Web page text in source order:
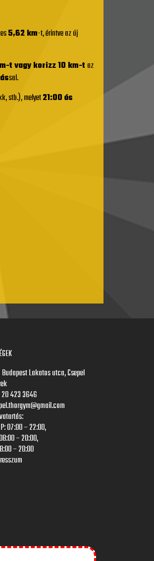
5,62 km-t, érintve az új
t vagy korizz 10 km-taz
sal.
stb.), melyet21:00 és
Budapest Lakatos utca, Csepel
423 3646
07:00 – 22:00,
– 20:00,
– 20:00